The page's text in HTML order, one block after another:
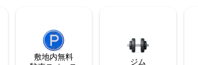
敷地内無料
ジム